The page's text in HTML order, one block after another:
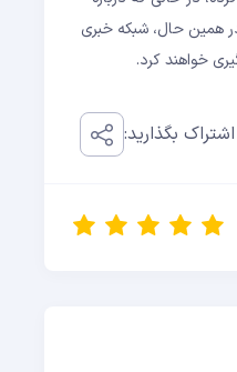
اقدام کرده تا از اِعمال تعرفه ۳۶ درصدی جلوگیری کند. در همین حال، شبکه خبری
بگذارید: